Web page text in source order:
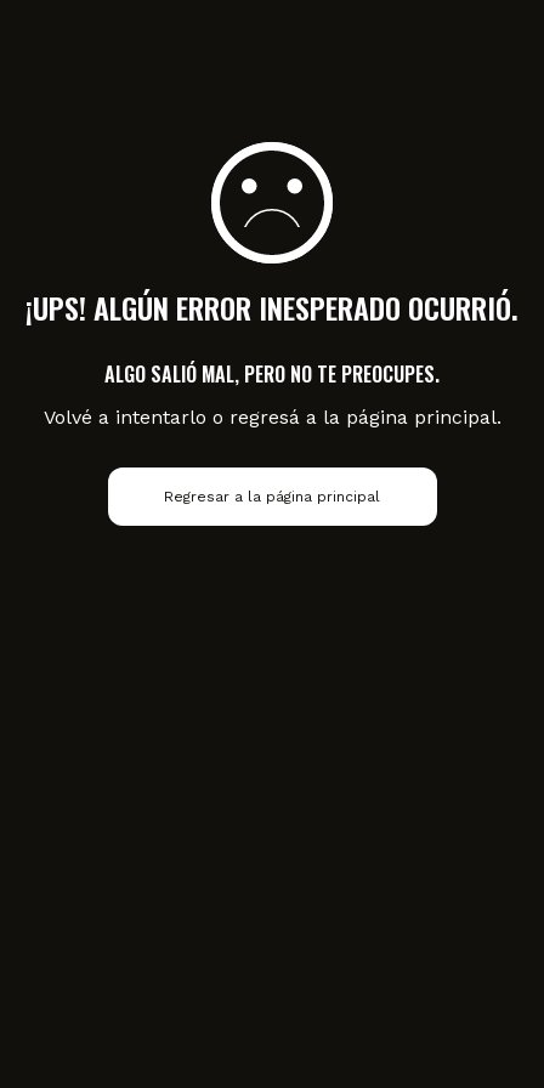
¡UPS! ALGÚN ERROR INESPERADO OCURRIÓ.
ALGO SALIÓ MAL, PERO NO TE PREOCUPES.
Volvé a intentarlo o regresá a la página principal.
Regresar a la página principal